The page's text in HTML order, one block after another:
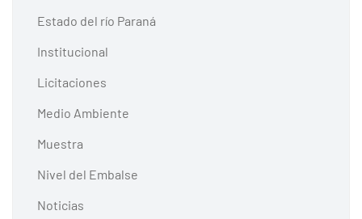
Estado del río Paraná
Institucional
Licitaciones
Medio Ambiente
Muestra
Nivel del Embalse
Noticias